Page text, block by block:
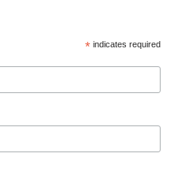
*indicates required